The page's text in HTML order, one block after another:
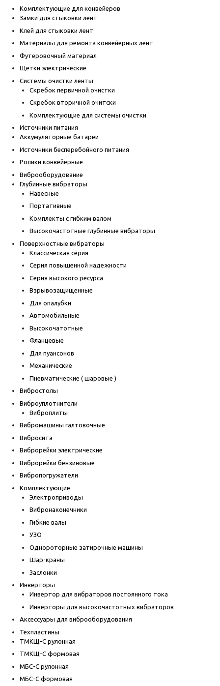
Комплектующие для конвейеров
Замки для стыковки лент
Клей для стыковки лент
Материалы для ремонта конвейерных лент
Футеровочный материал
Щетки электрические
Системы очистки ленты
Скребок первичной очистки
Скребок вторичной очитски
Комплектующие для системы очистки
Источники питания
Аккумуляторные батареи
Источники бесперебойного питания
Ролики конвейерные
Виброоборудование
Глубинные вибраторы
Навесные
Портативные
Комплекты с гибким валом
Высокочастотные глубинные вибраторы
Поверхностные вибраторы
Классическая серия
Серия повышенной надежности
Серия высокого ресурса
Взрывозащищенные
Для опалубки
Автомобильные
Высокочатотные
Фланцевые
Для пуансонов
Механические
Пневматические ( шаровые )
Вибростолы
Виброуплотнители
Виброплиты
Вибромашины галтовочные
Вибросита
Виброрейки электрические
Виброрейки бензиновые
Вибропогружатели
Комплектующие
Электроприводы
Вибронаконечники
Гибкие валы
УЗО
Однороторные затирочные машины
Шар-краны
Заслонки
Инверторы
Инвертор для вибраторов постоянного тока
Инверторы для высокочастотных вибраторов
Аксессуары для виброоборудования
Техпластины
ТМКЩ-С рулонная
ТМКЩ-С формовая
МБС-С рулонная
МБС-С формовая